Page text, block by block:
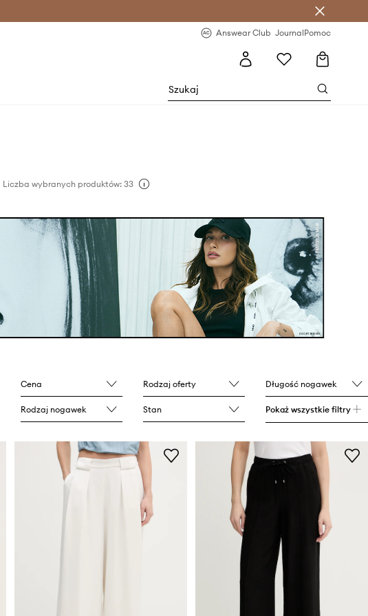
Answear Club JournalPomoc
Liczba wybranych produktów: 33
Cena Rodzaj oferty Długość nogawek
Rodzaj nogawek Stan Pokaż wszystkie filtry